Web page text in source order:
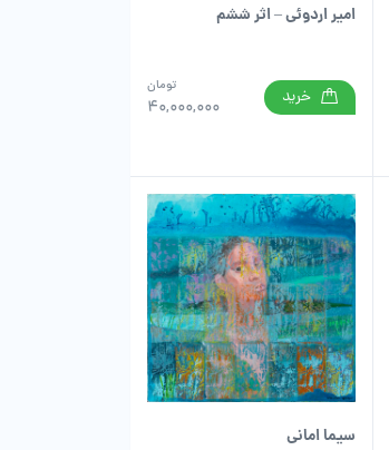
امیر اردوئی – اثر ششم
40,000,000
تومان خرید
سیما امانی